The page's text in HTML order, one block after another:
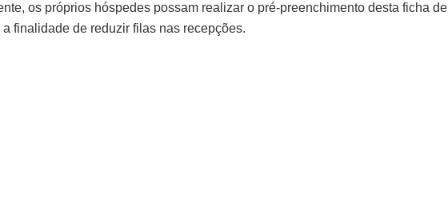
os próprios hóspedes possam realizar o pré-preenchimento desta ficha de
a finalidade de reduzir filas nas recepções.